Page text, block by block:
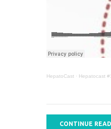
HepatoCast · Hepatocast
CONTINUE